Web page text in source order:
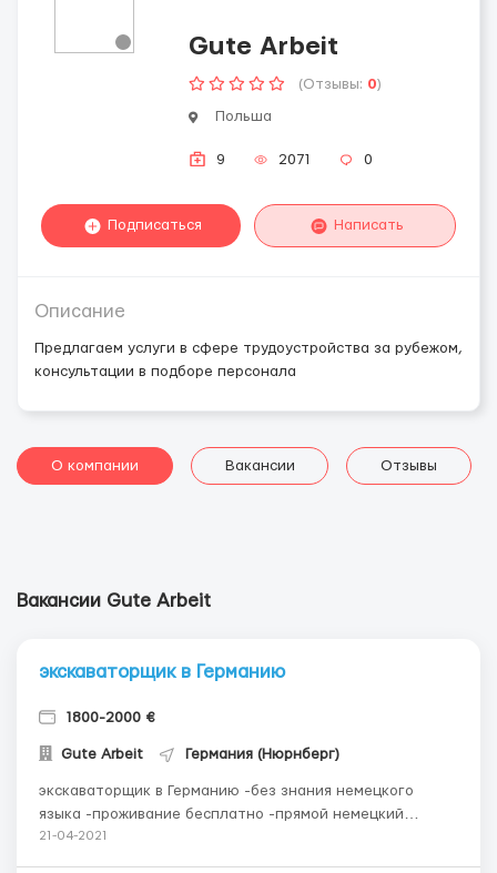
Gute Arbeit
(Отзывы: 0)
Польша
9 2071 0
Подписаться Написать
Описание
Предлагаем услуги в сфере трудоустройства за рубежом,
консультации в подборе персонала
О компании Вакансии Отзывы
Вакансии Gute Arbeit
экскаваторщик в Германию
1800-2000 €
Gute Arbeit Германия (Нюрнберг)
экскаваторщик в Германию -без знания немецкого
языка -проживание бесплатно -прямой немецкий
работодатель Вакансия доступна для граждан ЕС
21-04-2021